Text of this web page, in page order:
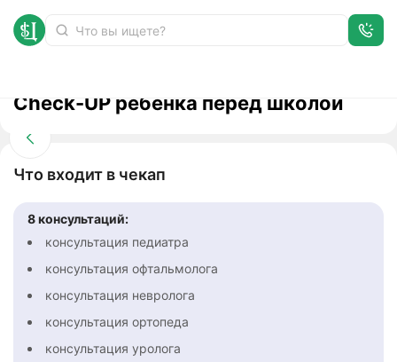
Check-UP ребенка перед школой
Что входит в чекап
8 консультаций:
консультация педиатра
консультация офтальмолога
консультация невролога
консультация ортопеда
консультация уролога